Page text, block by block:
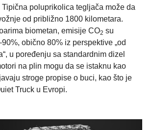
poluprikolica tegljača može da
od približno 1800 kilometara.
biometan, emisije CO2 su
obično 80% iz perspektive „od
u poređenju sa standardnim dizel
na plin mogu da se istaknu kao
stroge propise o buci, kao što je
Truck u Evropi.